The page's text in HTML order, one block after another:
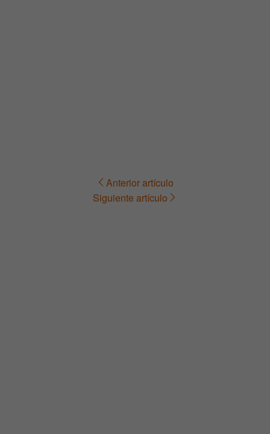
Navegación Anterior artículo
Siguiente artículo